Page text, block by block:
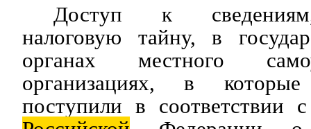
Доступ к
налоговую тайну, в
органах местного
организациях, в
поступили в соответствии с